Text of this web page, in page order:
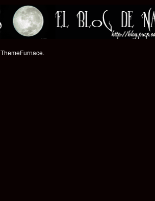
ThemeFurnace.